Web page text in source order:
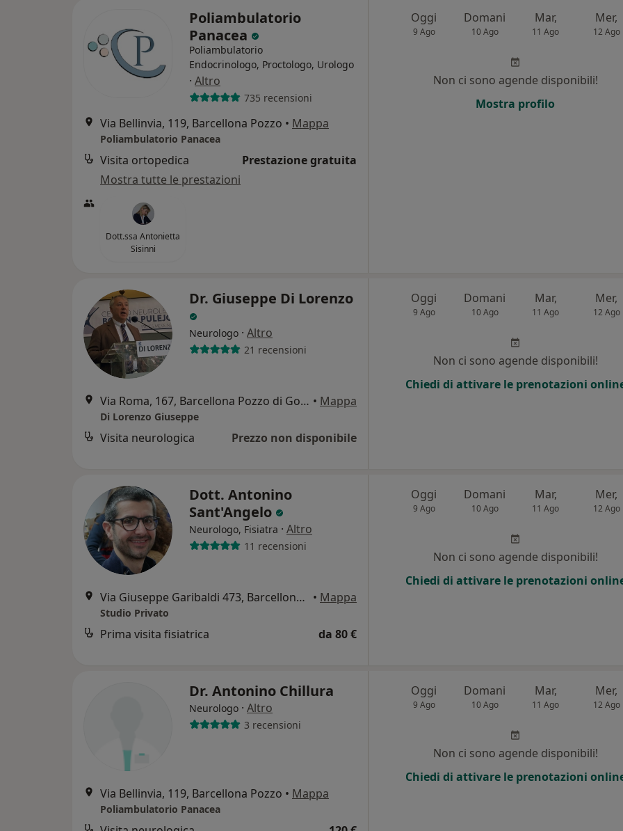
Poliambulatorio
Panacea
Poliambulatorio
Endocrinologo, Proctologo, Urologo
· Altro
735 recensioni
Via Bellinvia, 119, Barcellona Pozzo • Mappa
Poliambulatorio Panacea
Visita ortopedica
Prestazione gratuita
Mostra tutte le prestazioni
Dott.ssa Antonietta
Sisinni
Oggi
9 Ago
Domani
10 Ago
Mar,
11 Ago
Mer,
12 Ago
Non ci sono agende disponibili!
Mostra profilo
Dr. Giuseppe Di Lorenzo
Neurologo · Altro
21 recensioni
Via Roma, 167, Barcellona Pozzo di Gotto • Mappa
Di Lorenzo Giuseppe
Visita neurologica Prezzo non disponibile
Oggi
9 Ago
Domani
10 Ago
Mar,
11 Ago
Mer,
12 Ago
Non ci sono agende disponibili!
Chiedi di attivare le prenotazioni
Dott. Antonino
Sant'Angelo
Neurologo, Fisiatra · Altro
11 recensioni
Via Giuseppe Garibaldi 473, Barcellona Pozzo di Gotto • Mappa
Studio Privato
Prima visita fisiatrica da 80 €
Oggi
9 Ago
Domani
10 Ago
Mar,
11 Ago
Mer,
12 Ago
Non ci sono agende disponibili!
Chiedi di attivare le prenotazioni
Dr. Antonino Chillura
Neurologo · Altro
3 recensioni
Via Bellinvia, 119, Barcellona Pozzo • Mappa
Poliambulatorio Panacea
Oggi
9 Ago
Domani
10 Ago
Mar,
11 Ago
Mer,
12 Ago
Non ci sono agende disponibili!
Chiedi di attivare le prenotazioni